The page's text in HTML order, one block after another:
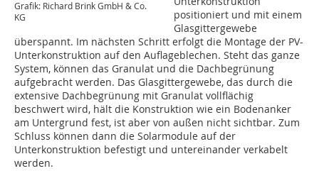
Grafik: Richard Brink GmbH & Co.
KG
positioniert und mit einem
Glasgittergewebe
überspannt. Im nächsten Schritt erfolgt die Montage der PV-
Unterkonstruktion auf den Auflageblechen. Steht das ganze
System, können das Granulat und die Dachbegrünung
aufgebracht werden. Das Glasgittergewebe, das durch die
extensive Dachbegrünung mit Granulat vollflächig
beschwert wird, hält die Konstruktion wie ein Bodenanker
am Untergrund fest, ist aber von außen nicht sichtbar. Zum
Schluss können dann die Solarmodule auf der
Unterkonstruktion befestigt und untereinander verkabelt
werden.